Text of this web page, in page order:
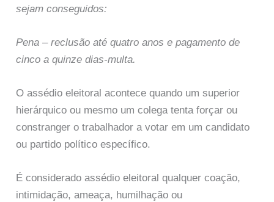
sejam conseguidos:
Pena – reclusão até quatro anos e pagamento de
cinco a quinze dias-multa.
O assédio eleitoral acontece quando um superior
hierárquico ou mesmo um colega tenta forçar ou
constranger o trabalhador a votar em um candidato
ou partido político específico.
É considerado assédio eleitoral qualquer coação,
intimidação, ameaça, humilhação ou